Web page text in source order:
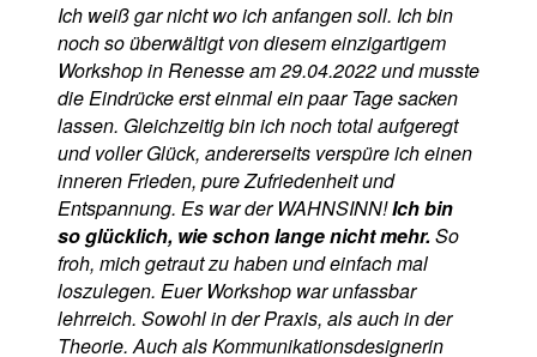
Ich weiß gar nicht wo ich anfangen soll. Ich bin
noch so überwältigt von diesem einzigartigem
Workshop in Renesse am 29.04.2022 und musste
die Eindrücke erst einmal ein paar Tage sacken
lassen. Gleichzeitig bin ich noch total aufgeregt
und voller Glück, andererseits verspüre ich einen
inneren Frieden, pure Zufriedenheit und
Entspannung. Es war der WAHNSINN!Ich bin
so glücklich, wie schon lange nicht mehr.So
froh, mich getraut zu haben und einfach mal
loszulegen. Euer Workshop war unfassbar
lehrreich. Sowohl in der Praxis, als auch in der
Theorie. Auch als Kommunikationsdesignerin